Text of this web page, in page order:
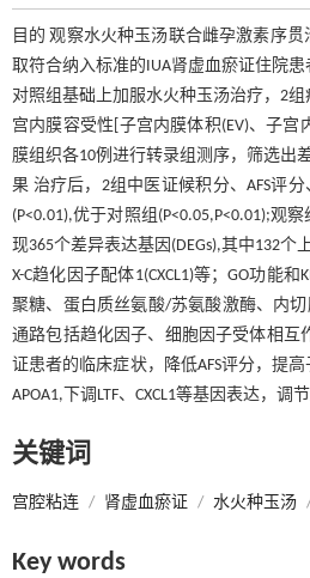
目的 观察水火种玉汤联合雌孕激素序
取符合纳入标准的IUA肾虚血瘀证住院
对照组基础上加服水火种玉汤治疗，2
宫内膜容受性[子宫内膜体积(EV)、子
膜组织各10例进行转录组测序，筛选出
果 治疗后，2组中医证候积分、AFS评
(P<0.01),优于对照组(P<0.05,P<0.01);
现365个差异表达基因(DEGs),其中132个
X-C趋化因子配体1(CXCL1)等；GO功
聚糖、蛋白质丝氨酸/苏氨酸激酶、内
通路包括趋化因子、细胞因子受体相互
证患者的临床症状，降低AFS评分，提
APOA1,下调LTF、CXCL1等基因表达，
关键词
宫腔粘连 / 肾虚血瘀证 / 水火种玉汤
Key words